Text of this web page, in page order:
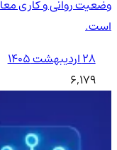
وضعیت روانی و کاری
است.
۲۸ اردیبهشت ۱۴۰۵
6,179